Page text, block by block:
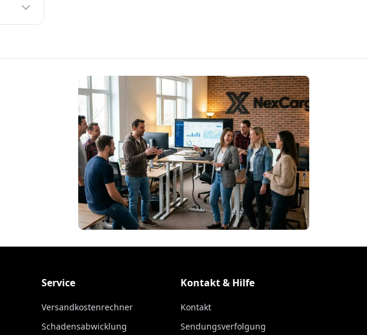
Service
Versandkostenrechner
Schadensabwicklung
Kontakt & Hilfe
Kontakt
Sendungsverfolgung